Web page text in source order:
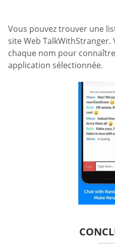
Vous pouvez trouver une
site Web
chaque nom pour
application sélectionnée.